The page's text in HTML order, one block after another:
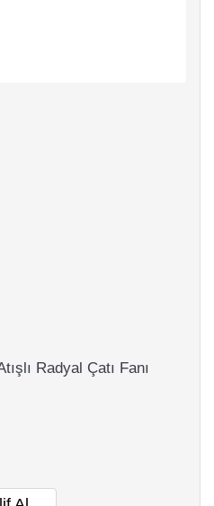
Radyal Çatı Fanı